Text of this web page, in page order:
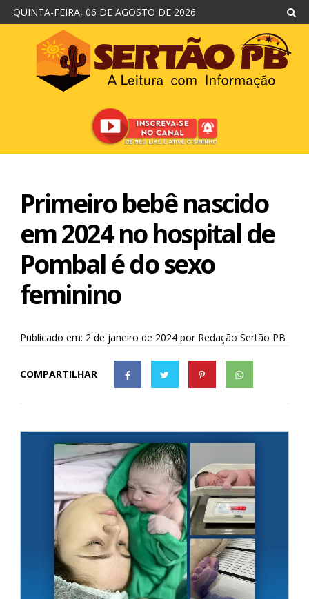
QUINTA-FEIRA, 06 DE AGOSTO DE 2026
Primeiro bebê nascido
em 2024 no hospital de
Pombal é do sexo
feminino
Publicado em: 2 de janeiro de 2024 por Redação Sertão PB
COMPARTILHAR